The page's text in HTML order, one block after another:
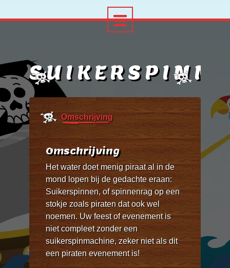
Omschrijving
Omschrijving
Het water doet menig piraat al in de
mond lopen bij de gedachte eraan:
Suikerspinnen, of spinnenrag op een
stokje zoals piraten dat ook wel
noemen. Uw feest of evenement is
niet compleet zonder een
suikerspinmachine, zeker niet als dit
een piraten evenement is!